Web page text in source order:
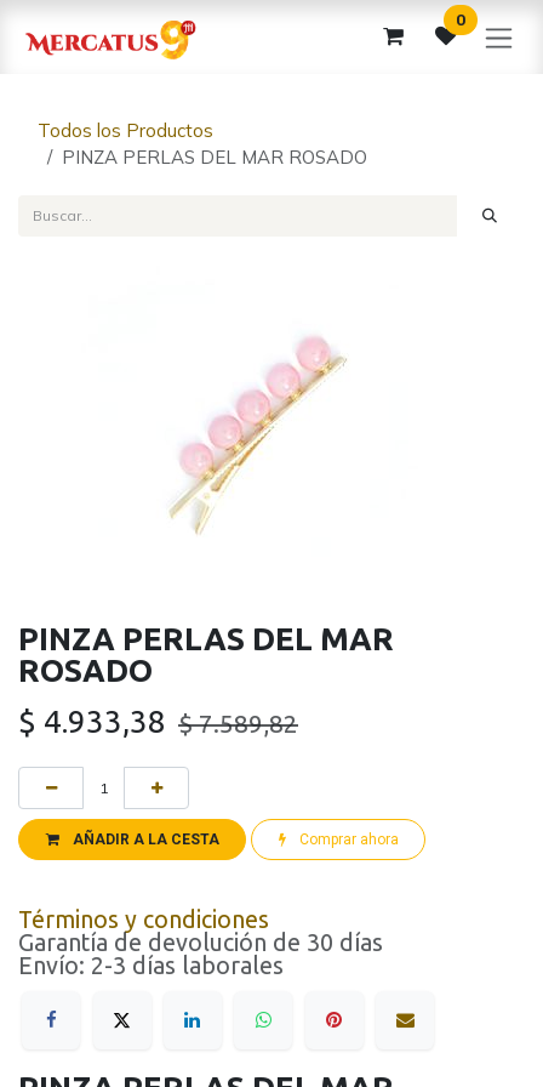
0
Todos los Productos
PINZA PERLAS DEL MAR ROSADO
PINZA PERLAS DEL MAR
ROSADO
$ 4.933,38 $7.589,82
AÑADIR A LA CESTA Comprar ahora
Términos y condiciones
Garantía de devolución de 30 días
Envío: 2-3 días laborales